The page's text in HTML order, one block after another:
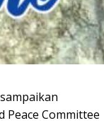
Peace Committee